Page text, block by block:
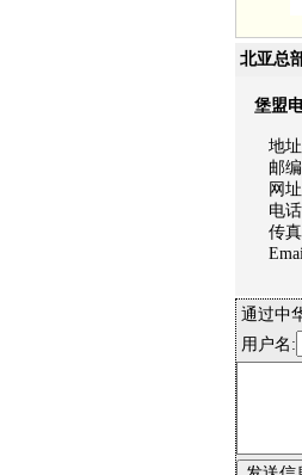
北亚总
堡盟
地址：
邮编
网址：
电话：
传真：
Email
通过中
用户名: